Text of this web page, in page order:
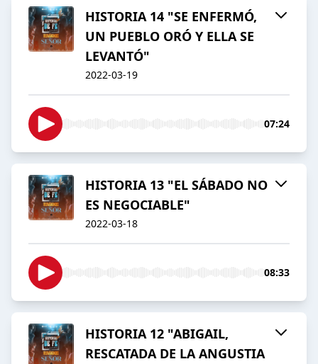
HISTORIA 14 "SE ENFERMÓ,
UN PUEBLO ORÓ Y ELLA SE
LEVANTÓ"
2022-03-19
07:24
HISTORIA 13 "EL SÁBADO NO
ES NEGOCIABLE"
2022-03-18
08:33
HISTORIA 12 "ABIGAIL,
RESCATADA DE LA ANGUSTIA